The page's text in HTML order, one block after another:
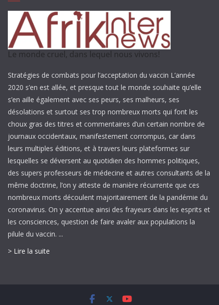
Le monde cruel, dans lequel nous vivons!
Stratégies de combats pour l’acceptation du vaccin L’année
2020 s’en est allée, et presque tout le monde souhaite qu’elle
s’en aille également avec ses peurs, ses malheurs, ses
désolations et surtout ses trop nombreux morts qui font les
choux gras des titres et commentaires d’un certain nombre de
journaux occidentaux, manifestement corrompus, car dans
leurs multiples éditions, et à travers leurs plateformes sur
lesquelles se déversent au quotidien des hommes politiques,
des supers professeurs de médecine et autres consultants de la
même doctrine, l’on y atteste de manière récurrente que ces
nombreux morts découlent majoritairement de la pandémie du
coronavirus. On y accentue ainsi des frayeurs dans les esprits et
les consciences, question de faire avaler aux populations la
pilule du vaccin. ...
> Lire la suite